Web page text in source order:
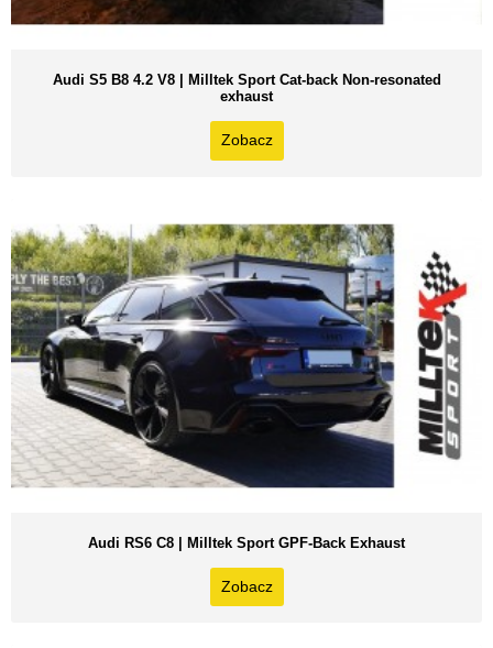
Audi S5 B8 4.2 V8 | Milltek Sport Cat-back Non-resonated
exhaust
Zobacz
Audi RS6 C8 | Milltek Sport GPF-Back Exhaust
Zobacz